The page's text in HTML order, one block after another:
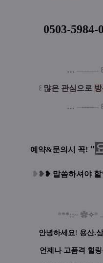
0503-5984-
… --------- ꒰
꒰ 많은 관심으로 방
… --------- ꒰
예약&문의시 꼭! "
❥ ❥❥ 말씀하셔야
***::~ ✿✧*
안녕하세요! 용산.
언제나 고품격 힐